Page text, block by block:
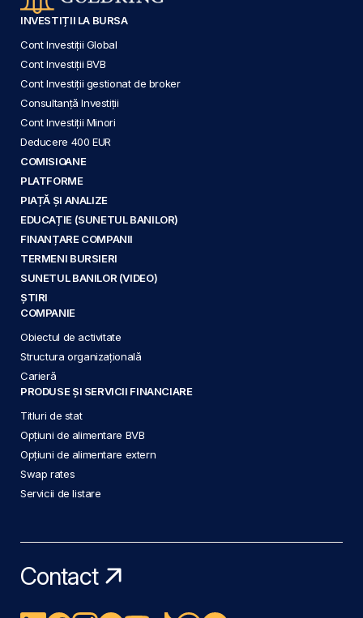
INVESTIȚII LA BURSA
Cont Investiții Global
Cont Investiții BVB
Cont Investiții gestionat de broker
Consultanță Investiții
Cont Investiții Minori
Deducere 400 EUR
COMISIOANE
PLATFORME
PIAȚĂ ȘI ANALIZE
EDUCAȚIE (SUNETUL BANILOR)
FINANȚARE COMPANII
TERMENI BURSIERI
SUNETUL BANILOR (VIDEO)
ȘTIRI
COMPANIE
Obiectul de activitate
Structura organizațională
Carieră
PRODUSE ȘI SERVICII FINANCIARE
Titluri de stat
Opțiuni de alimentare BVB
Opțiuni de alimentare extern
Swap rates
Servicii de listare
Contact